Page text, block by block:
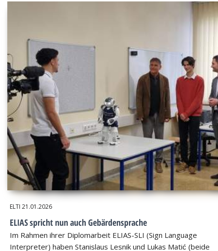
ELTI 21.01.2026
ELIAS spricht nun auch Gebärdensprache
Im Rahmen ihrer Diplomarbeit ELIAS-SLI (Sign Language
Interpreter) haben Stanislaus Lesnik und Lukas Matić (beide